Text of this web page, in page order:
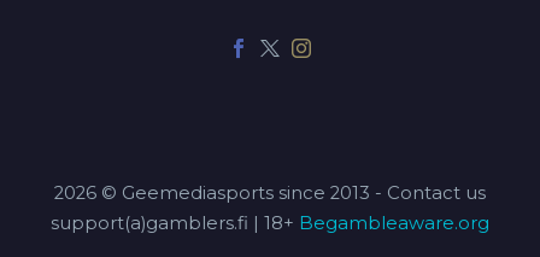
2026 © Geemediasports since 2013 - Contact us
support(a)gamblers.fi | 18+ Begambleaware.org